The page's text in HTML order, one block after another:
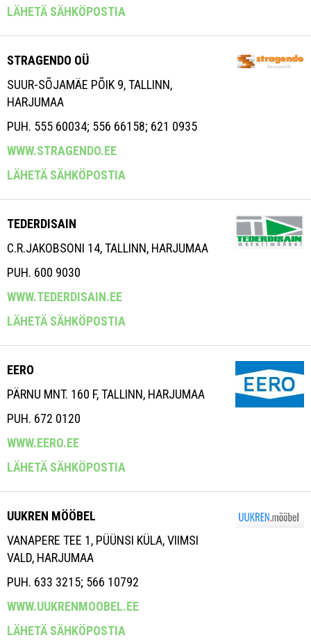
LÄHETÄ SÄHKÖPOSTIA
STRAGENDO OÜ
SUUR-SÕJAMÄE PÕIK 9, TALLINN,
HARJUMAA
PUH. 555 60034; 556 66158; 621 0935
WWW.STRAGENDO.EE
LÄHETÄ SÄHKÖPOSTIA
TEDERDISAIN
C.R.JAKOBSONI 14, TALLINN, HARJUMAA
PUH. 600 9030
WWW.TEDERDISAIN.EE
LÄHETÄ SÄHKÖPOSTIA
EERO
PÄRNU MNT. 160 F, TALLINN, HARJUMAA
PUH. 672 0120
WWW.EERO.EE
LÄHETÄ SÄHKÖPOSTIA
UUKREN MÖÖBEL
VANAPERE TEE 1, PÜÜNSI KÜLA, VIIMSI
VALD, HARJUMAA
PUH. 633 3215; 566 10792
WWW.UUKRENMOOBEL.EE
LÄHETÄ SÄHKÖPOSTIA